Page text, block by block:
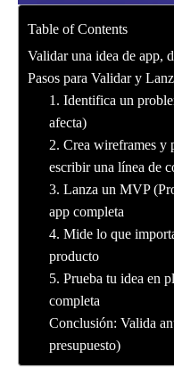
Table of Contents
Validar una idea de app,
Pasos para Validar y
1. Identifica un
afecta)
2. Crea wireframes y
escribir una línea de
3. Lanza un MVP
app completa
4. Mide lo que
producto
5. Prueba tu idea en
completa
Conclusión: Valida
presupuesto)